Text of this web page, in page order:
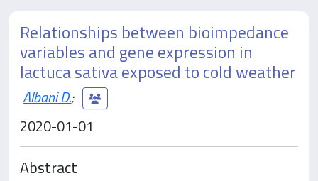
Relationships between bioimpedance
variables and gene expression in
lactuca sativa exposed to cold weather
Albani D.;
2020-01-01
Abstract